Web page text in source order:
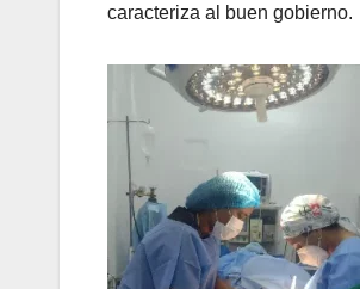
caracteriza al buen gobierno.